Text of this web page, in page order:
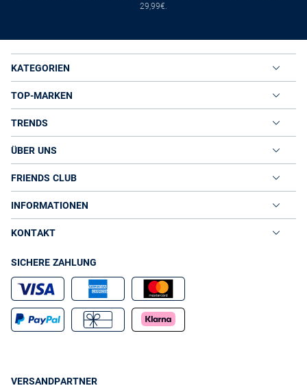
29,99€.
KATEGORIEN
TOP-MARKEN
TRENDS
ÜBER UNS
FRIENDS CLUB
INFORMATIONEN
KONTAKT
SICHERE ZAHLUNG
VERSANDPARTNER